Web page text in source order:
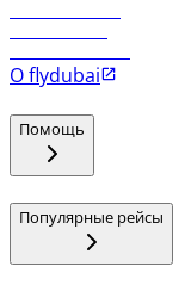
О flydubai
Помощь
Популярные рейсы